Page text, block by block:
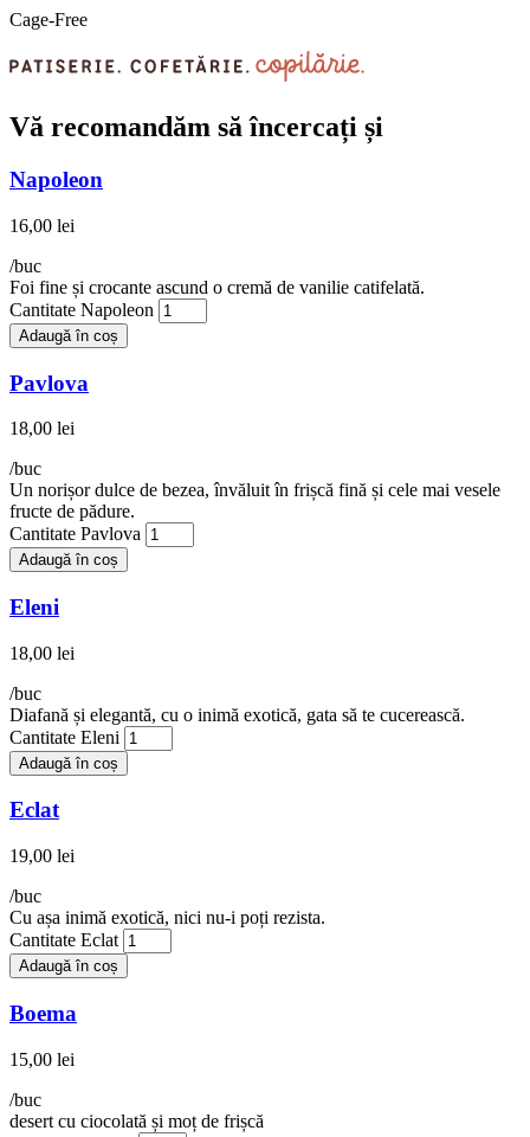
Cage-Free
Vă recomandăm să încercați și
Napoleon
16,00 lei
/buc
Foi fine și crocante ascund o cremă de vanilie catifelată.
Cantitate Napoleon
Adaugă în coș
Pavlova
18,00 lei
/buc
Un norișor dulce de bezea, învăluit în frișcă fină și cele mai vesele
fructe de pădure.
Cantitate Pavlova
Adaugă în coș
Eleni
18,00 lei
/buc
Diafană și elegantă, cu o inimă exotică, gata să te cucerească.
Cantitate Eleni
Adaugă în coș
Eclat
19,00 lei
/buc
Cu așa inimă exotică, nici nu-i poți rezista.
Cantitate Eclat
Adaugă în coș
Boema
15,00 lei
/buc
desert cu ciocolată și moț de frișcă